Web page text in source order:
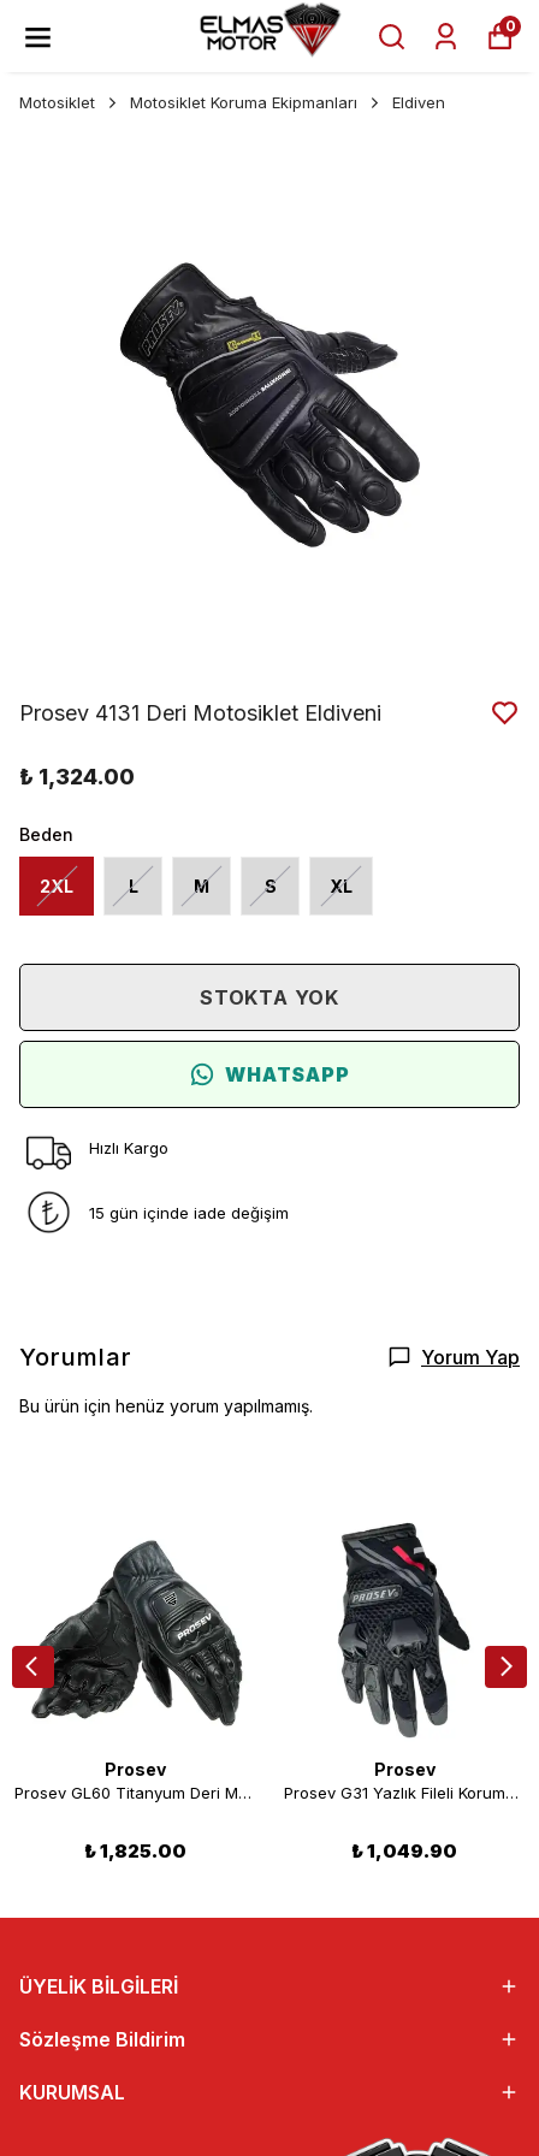
0
Motosiklet Motosiklet Koruma Ekipmanları Eldiven
Prosev 4131 Deri Motosiklet Eldiveni
₺ 1,324.00
Beden
2XL L M S XL
STOKTA YOK
WHATSAPP
Hızlı Kargo
15 gün içinde iade değişim
Yorumlar Yorum Yap
Bu ürün için henüz yorum yapılmamış.
Prosev
Prosev GL60 Titanyum Deri Motosiklet Eldiveni Siyah
₺ 1,825.00
Prosev
Prosev G31 Yazlık Fileli Korumalı Motosiklet Eldiveni
₺ 1,049.90
ÜYELİK BİLGİLERİ
Sözleşme Bildirim
KURUMSAL